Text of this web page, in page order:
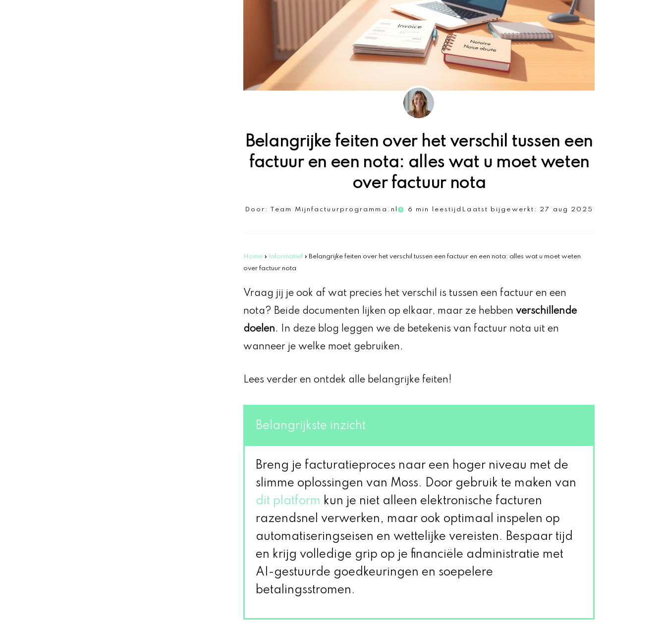
Belangrijke feiten over het verschil tussen een
factuur en een nota: alles wat u moet weten
over factuur nota
Door: Team Mijnfactuurprogramma.nl 6 min leestijd Laatst bijgewerkt: 27 aug 2025
Home » Informatief » Belangrijke feiten over het verschil tussen een factuur en een nota: alles wat u moet weten
over factuur nota
Vraag jij je ook af wat precies het verschil is tussen een factuur en een
nota? Beide documenten lijken op elkaar, maar ze hebben verschillende
doelen. In deze blog leggen we de betekenis van factuur nota uit en
wanneer je welke moet gebruiken.
Lees verder en ontdek alle belangrijke feiten!
Belangrijkste inzicht
Breng je facturatieproces naar een hoger niveau met de
slimme oplossingen van Moss. Door gebruik te maken van
dit platform kun je niet alleen elektronische facturen
razendsnel verwerken, maar ook optimaal inspelen op
automatiseringseisen en wettelijke vereisten. Bespaar tijd
en krijg volledige grip op je financiële administratie met
AI-gestuurde goedkeuringen en soepelere
betalingsstromen.